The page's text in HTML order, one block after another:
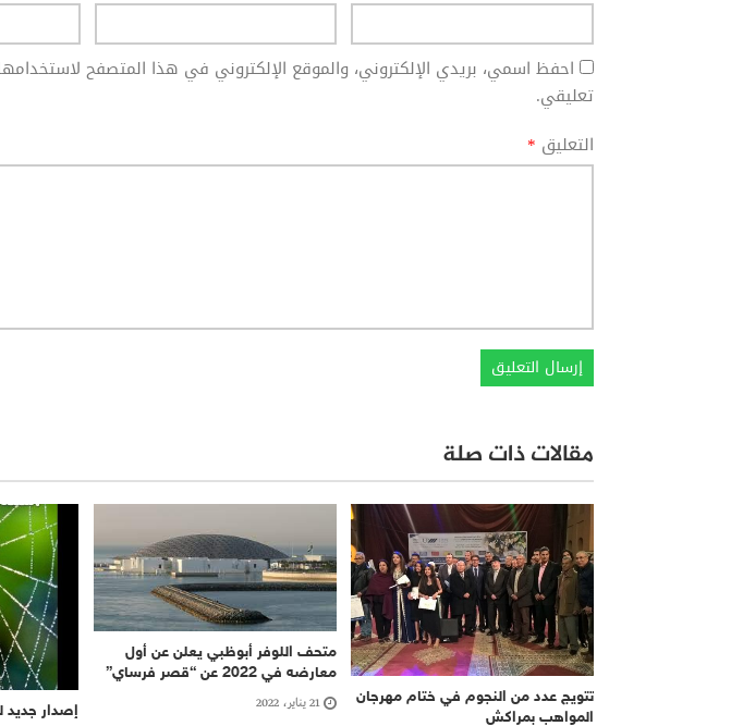
احفظ اسمي، بريدي الإلكتروني، والموقع الإلكتروني في هذا المتصفح
تعليقي.
التعليق *
مقالات ذات صلة
تتويج عدد من النجوم في ختام مهرجان
المواهب بمراكش
متحف اللوفر أبوظبي يعلن عن أول
معارضه في 2022 عن “قصر فرساي”
21 يناير، 2022
إصدار جديد